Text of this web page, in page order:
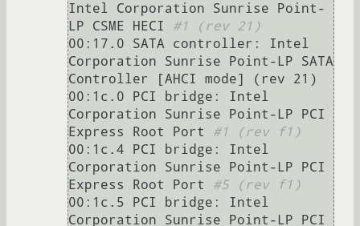
Intel Corporation Sunrise Point-
LP CSME HECI #1 (rev 21)
00:17.0 SATA controller: Intel
Corporation Sunrise Point-LP SATA
Controller [AHCI mode] (rev 21)
00:1c.0 PCI bridge: Intel
Corporation Sunrise Point-LP PCI
Express Root Port #1 (rev f1)
00:1c.4 PCI bridge: Intel
Corporation Sunrise Point-LP PCI
Express Root Port #5 (rev f1)
00:1c.5 PCI bridge: Intel
Corporation Sunrise Point-LP PCI